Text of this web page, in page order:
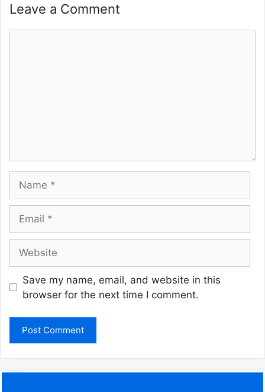
Leave a Comment
Save my name, email, and website in this
browser for the next time I comment.